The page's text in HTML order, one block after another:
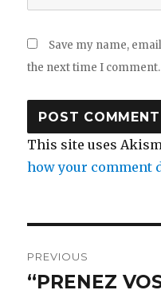
Save my name,
the next time I comment.
This site uses
how your comment
navigation
PREVIOUS
Previous
“PRENEZ